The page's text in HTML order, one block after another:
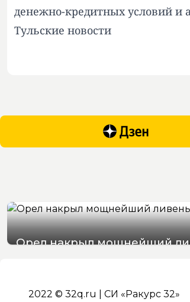
денежно-кредитных условий и
Тульские новости
Орел накрыл мощнейший
2022 © 32q.ru | СИ «Ракурс 32»